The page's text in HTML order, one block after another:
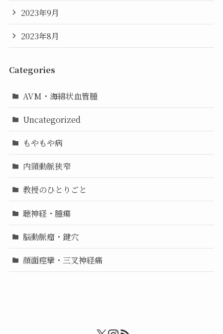
2023年9月
2023年8月
Categories
AVM・海綿状血管腫
Uncategorized
もやもや病
内頸動脈狭窄
教授のひとりごと
聴神経・腫瘍
脳動脈瘤・鍵穴
顔面痙攣・三叉神経痛